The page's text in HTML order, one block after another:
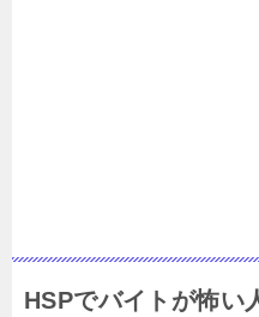
HSPでバイトが怖い